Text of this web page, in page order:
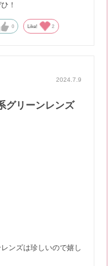
！
0 Like! 2
2024.7.9
グリーンレンズ
ンズは珍しいので嬉し